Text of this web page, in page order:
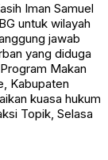
Iman Samuel
untuk wilayah
jawab
yang diduga
Makan
Kabupaten
kuasa hukum
Topik, Selasa